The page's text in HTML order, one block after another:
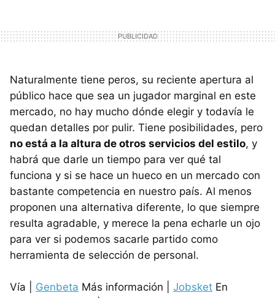
Naturalmente tiene peros, su reciente apertura al
público hace que sea un jugador marginal en este
mercado, no hay mucho dónde elegir y todavía le
quedan detalles por pulir. Tiene posibilidades, pero
no está a la altura de otros servicios del estilo, y
habrá que darle un tiempo para ver qué tal
funciona y si se hace un hueco en un mercado con
bastante competencia en nuestro país. Al menos
proponen una alternativa diferente, lo que siempre
resulta agradable, y merece la pena echarle un ojo
para ver si podemos sacarle partido como
herramienta de selección de personal.
Vía | Genbeta Más información | Jobsket En